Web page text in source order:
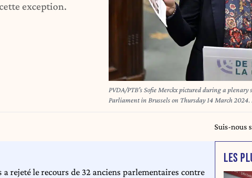
exception.
PVDA/PTB's Sofie Merckx pictured during a plenary
Parliament in Brussels on Thursday 14 March
Suis-nous
rejeté le recours de 32 anciens parlementaires contre
LES